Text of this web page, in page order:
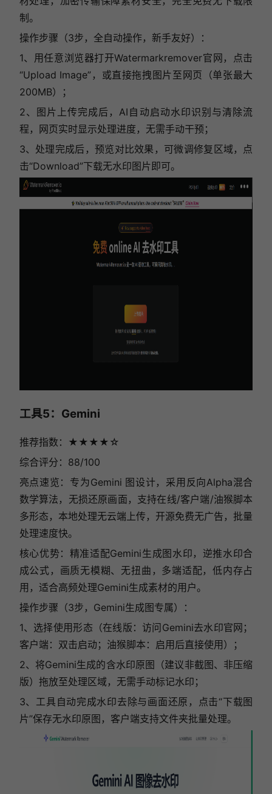
制。
操作步骤（3步，全自动操作，新手友好）：
1、用任意浏览器打开Watermarkremover官网，点击
“Upload Image”，或直接拖拽图片至网页（单张最大
200MB）；
2、图片上传完成后，AI自动启动水印识别与清除流
程，网页实时显示处理进度，无需手动干预；
3、处理完成后，预览对比效果，可微调修复区域，点
击“Download”下载无水印图片即可。
工具5：Gemini
推荐指数：★★★★☆
综合评分：88/100
亮点速览：专为Gemini 图设计，采用反向Alpha混合
数学算法，无损还原画面，支持在线/客户端/油猴脚本
多形态，本地处理无云端上传，开源免费无广告，批量
处理速度快。
核心优势：精准适配Gemini生成图水印，逆推水印合
成公式，画质无模糊、无扭曲，多端适配，低内存占
用，适合高频处理Gemini生成素材的用户。
操作步骤（3步，Gemini生成图专属）：
1、选择使用形态（在线版：访问Gemini去水印官网；
客户端：双击启动；油猴脚本：启用后直接使用）；
2、将Gemini生成的含水印原图（建议非截图、非压缩
版）拖放至处理区域，无需手动标记水印；
3、工具自动完成水印去除与画面还原，点击“下载图
片”保存无水印原图，客户端支持文件夹批量处理。